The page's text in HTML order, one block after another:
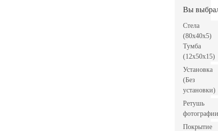
Вы
Стела
(80x40x5)
Тумба
(12x50x15)
Установка
(Без
установки)
Ретушь
фотографии
Покрытие